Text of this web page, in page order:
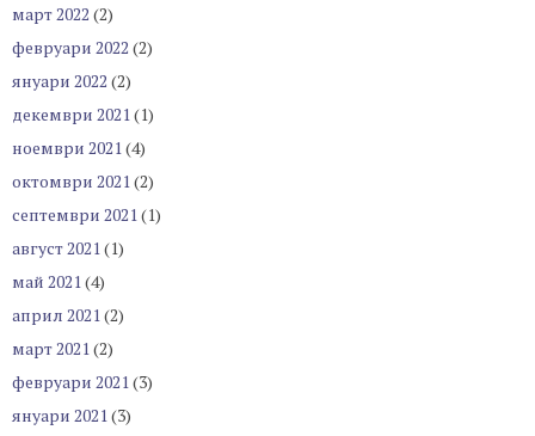
март 2022 (2)
февруари 2022 (2)
януари 2022 (2)
декември 2021(1)
ноември 2021(4)
октомври 2021(2)
септември 2021(1)
август 2021(1)
май 2021(4)
април 2021(2)
март 2021(2)
февруари 2021(3)
януари 2021(3)